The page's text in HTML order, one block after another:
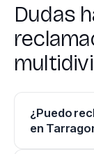
Dudas
¿Puedo
en